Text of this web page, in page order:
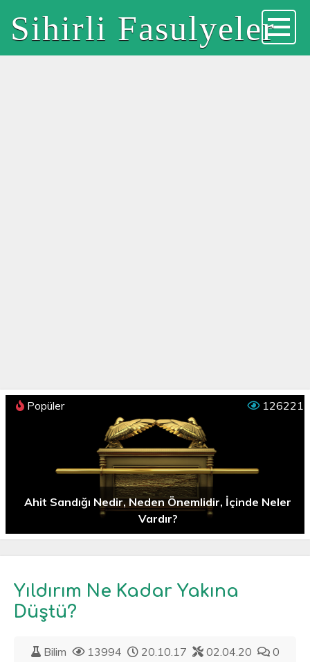
Sihirli Fasulyeler
Ahit Sandığı Nedir, Neden Önemlidir, İçinde Neler
Vardır?
Popüler 126221
Yıldırım Ne Kadar Yakına
Düştü?
Bilim 13994 20.10.17 02.04.20 0